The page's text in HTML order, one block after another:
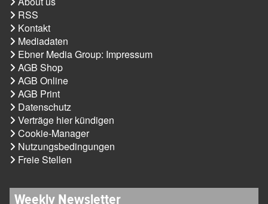
RSS
Kontakt
Mediadaten
Ebner Media Group: Impressum
AGB Shop
AGB Online
AGB Print
Datenschutz
Verträge hier kündigen
Cookie-Manager
Nutzungsbedingungen
Freie Stellen
Weekly Newsletter